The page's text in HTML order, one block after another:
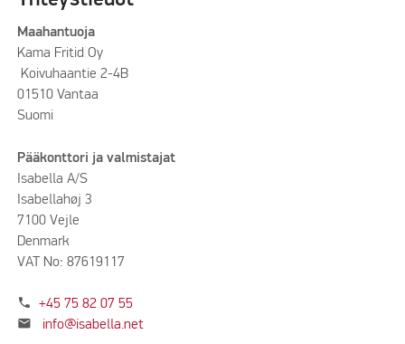
Maahantuoja
Kama Fritid Oy
Koivuhaantie 2-4B
01510 Vantaa
Suomi
Pääkonttori ja valmistajat
Isabella A/S
Isabellahøj 3
7100 Vejle
Denmark
VAT No: 87619117
phone +45 75 82 07 55
mail info@isabella.net